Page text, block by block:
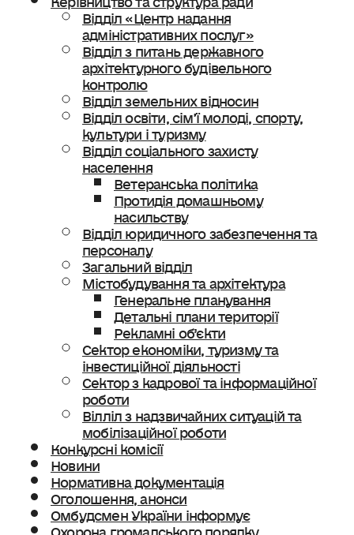
Відділ «Центр надання
адміністративних послуг»
Відділ з питань державного
архітектурного будівельного
контролю
Відділ земельних відносин
Відділ освіти, сімʼї молоді, спорту,
культури і туризму
Відділ соціального захисту
населення
Ветеранська політика
Протидія домашньому
насильству
Відділ юридичного забезпечення та
персоналу
Загальний відділ
Містобудування та архітектура
Генеральне планування
Детальні плани території
Рекламні об’єкти
Сектор економіки, туризму та
інвестиційної діяльності
Сектор з кадрової та інформаційної
роботи
Вілліл з надзвичайних ситуацій та
мобілізаційної роботи
Конкурсні комісії
Новини
Нормативна документація
Оголошення, анонси
Омбудсмен України інформує
Охорона громадського порядку